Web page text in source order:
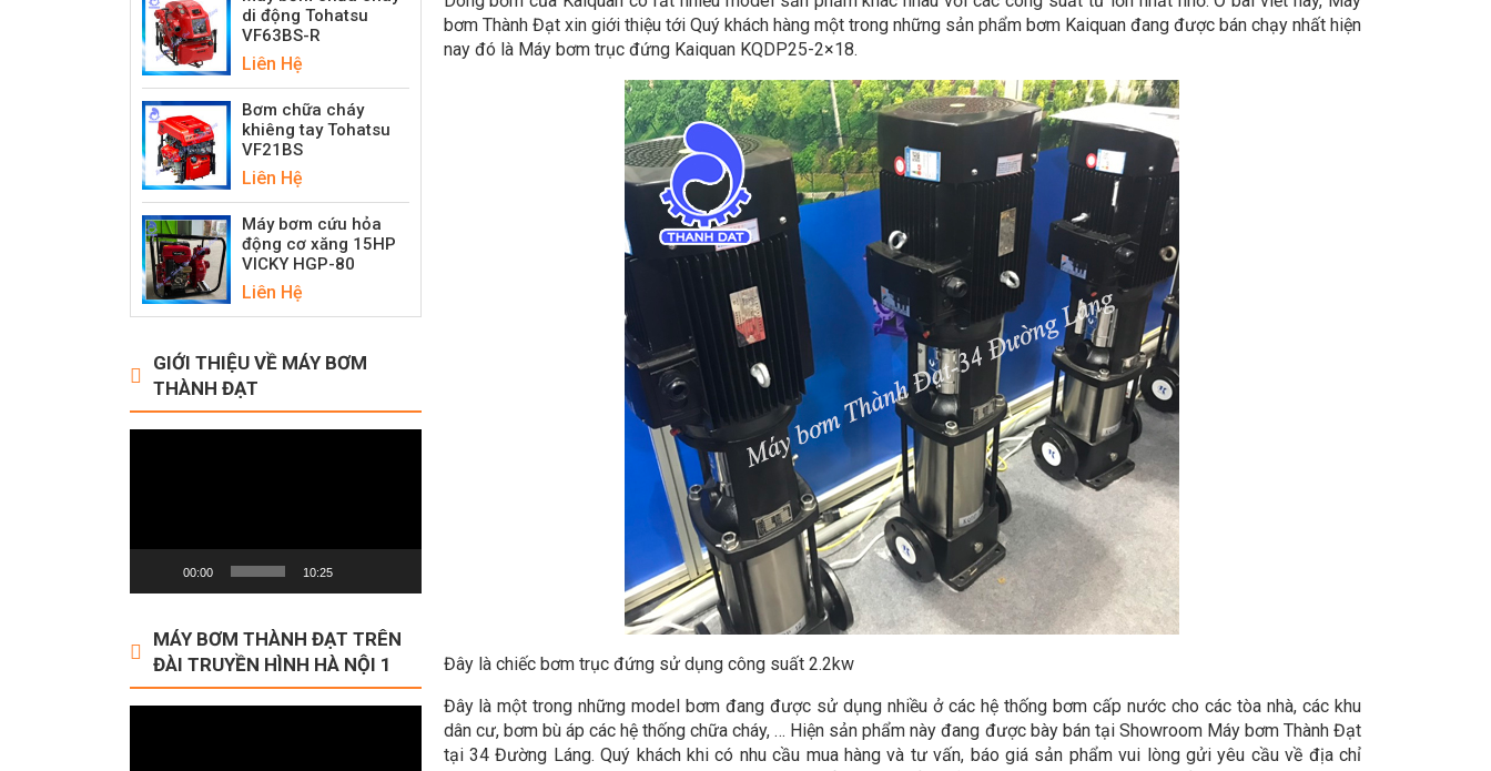
di động Tohatsu
VF63BS-R
Liên Hệ
Bơm chữa cháy
khiêng tay Tohatsu
VF21BS
Liên Hệ
Máy bơm cứu hỏa
động cơ xăng 15HP
VICKY HGP-80
Liên Hệ
GIỚI THIỆU VỀ MÁY BƠM
THÀNH ĐẠT
00:00 10:25
MÁY BƠM THÀNH ĐẠT TRÊN
ĐÀI TRUYỀN HÌNH HÀ NỘI 1
bơm Thành Đạt xin giới thiệu tới Quý khách hàng một trong những sản phẩm bơm Kaiquan đang được bán chạy nhất hiện
nay đó là Máy bơm trục đứng Kaiquan KQDP25-2×18.
Đây là chiếc bơm trục đứng sử dụng công suất 2.2kw
Đây là một trong những model bơm đang được sử dụng nhiều ở các hệ thống bơm cấp nước cho các tòa nhà, các khu
dân cư, bơm bù áp các hệ thống chữa cháy, … Hiện sản phẩm này đang được bày bán tại Showroom Máy bơm Thành Đạt
tại 34 Đường Láng. Quý khách khi có nhu cầu mua hàng và tư vấn, báo giá sản phẩm vui lòng gửi yêu cầu về địa chỉ